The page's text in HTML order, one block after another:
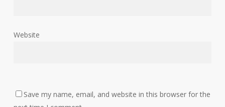
Website
Save my name, email, and website in this browser for the